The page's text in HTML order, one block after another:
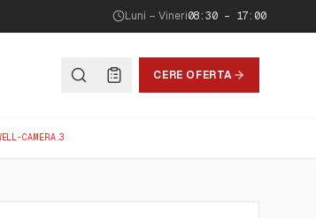
Luni – Vineri08:30 – 17:00
CERE OFERTA
CAMERA.3